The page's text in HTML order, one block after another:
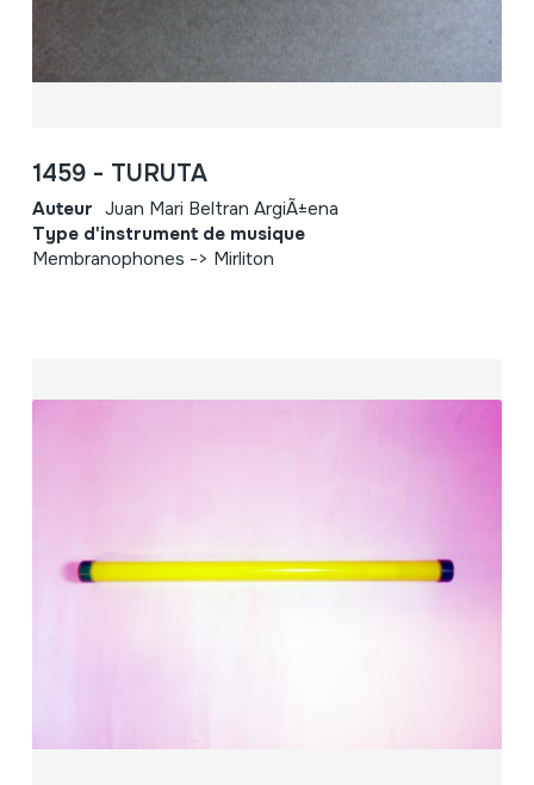
1459 - TURUTA
Auteur Juan Mari Beltran ArgiÃ±ena
Type d'instrument de musique
Membranophones -> Mirliton